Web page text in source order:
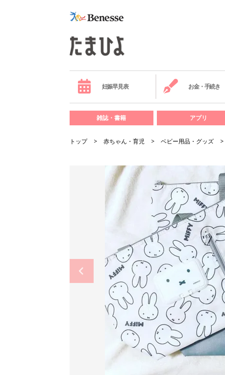
妊娠早見表 お金・手続き
雑誌・書籍 アプリ
トップ 赤ちゃん・育児 ベビー用品・グッズ